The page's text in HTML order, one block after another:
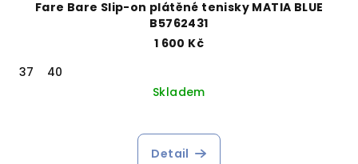
Fare Bare Slip-on plátěné tenisky MATIA BLUE
B5762431
1 600 Kč
37
40
Skladem
Detail